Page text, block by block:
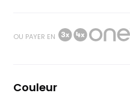
OU PAYER EN
Couleur